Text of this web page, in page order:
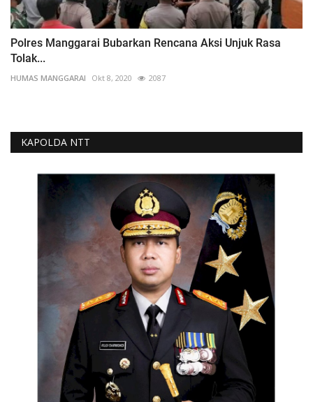
Polres Manggarai Bubarkan Rencana Aksi Unjuk Rasa
Tolak...
HUMAS MANGGARAI Okt 8, 2020 2087
KAPOLDA NTT